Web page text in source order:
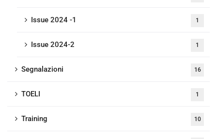
Issue 2024 -1 1
Issue 2024-2 1
Segnalazioni 16
TOELI 1
Training 10